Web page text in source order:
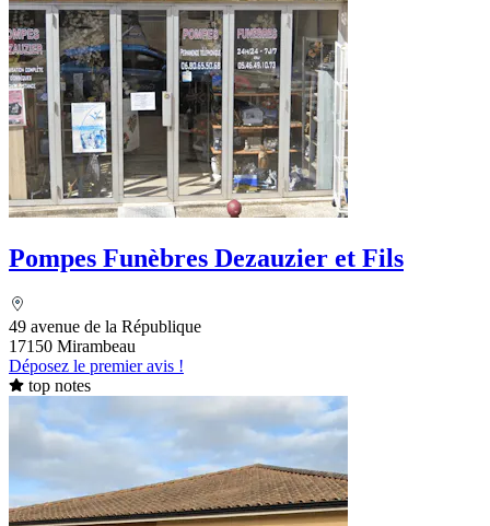
Pompes Funèbres Dezauzier et Fils
49 avenue de la République
17150 Mirambeau
Déposez le premier avis !
top notes